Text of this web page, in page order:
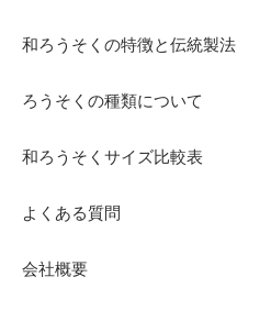
和ろうそくの特徴と伝統製法
ろうそくの種類について
和ろうそくサイズ比較表
よくある質問
会社概要